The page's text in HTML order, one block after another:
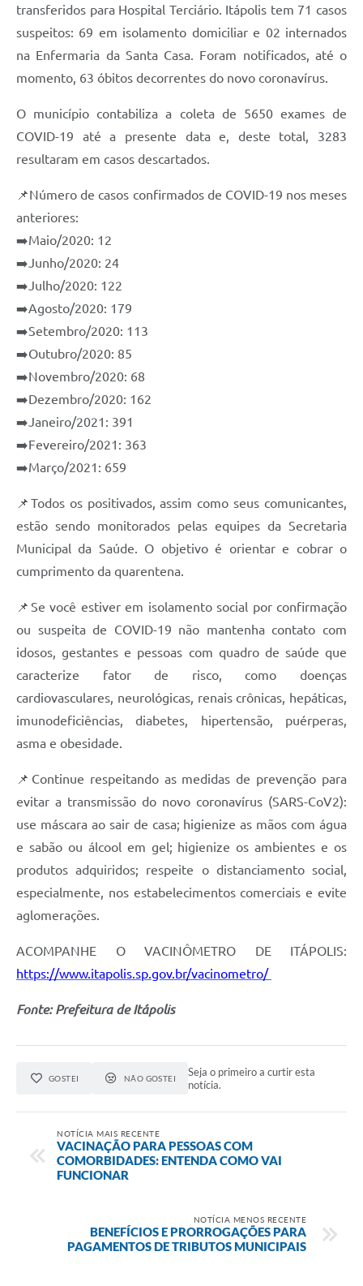
Telefones Úteis
Enquete
Jornal
e-SIC
Diário Oficial
transferidos para Hospital Terciário. Itápolis tem 71 casos
suspeitos: 69 em isolamento domiciliar e 02 internados
na Enfermaria da Santa Casa. Foram notificados, até o
momento, 63 óbitos decorrentes do novo coronavírus.
O município contabiliza a coleta de 5650 exames de
COVID-19 até a presente data e, deste total, 3283
resultaram em casos descartados.
📌Número de casos confirmados de COVID-19 nos meses
anteriores:
➡️Maio/2020: 12
➡️Junho/2020: 24
➡️Julho/2020: 122
➡️Agosto/2020: 179
➡️Setembro/2020: 113
➡️Outubro/2020: 85
➡️Novembro/2020: 68
➡️Dezembro/2020: 162
➡️Janeiro/2021: 391
➡️Fevereiro/2021: 363
➡️Março/2021: 659
📌Todos os positivados, assim como seus comunicantes,
estão sendo monitorados pelas equipes da Secretaria
Municipal da Saúde. O objetivo é orientar e cobrar o
cumprimento da quarentena.
📌Se você estiver em isolamento social por confirmação
ou suspeita de COVID-19 não mantenha contato com
idosos, gestantes e pessoas com quadro de saúde que
caracterize fator de risco, como doenças
cardiovasculares, neurológicas, renais crônicas, hepáticas,
imunodeficiências, diabetes, hipertensão, puérperas,
asma e obesidade.
📌Continue respeitando as medidas de prevenção para
evitar a transmissão do novo coronavírus (SARS-CoV2):
use máscara ao sair de casa; higienize as mãos com água
e sabão ou álcool em gel; higienize os ambientes e os
produtos adquiridos; respeite o distanciamento social,
especialmente, nos estabelecimentos comerciais e evite
aglomerações.
ACOMPANHE O VACINÔMETRO DE ITÁPOLIS:
https://www.itapolis.sp.gov.br/vacinometro/
Fonte: Prefeitura de Itápolis
GOSTEI NÃO GOSTEI
Seja o primeiro a curtir esta
notícia.
NOTÍCIA MAIS RECENTE
VACINAÇÃO PARA PESSOAS COM
COMORBIDADES: ENTENDA COMO VAI
FUNCIONAR
NOTÍCIA MENOS RECENTE
BENEFÍCIOS E PRORROGAÇÕES PARA
PAGAMENTOS DE TRIBUTOS MUNICIPAIS